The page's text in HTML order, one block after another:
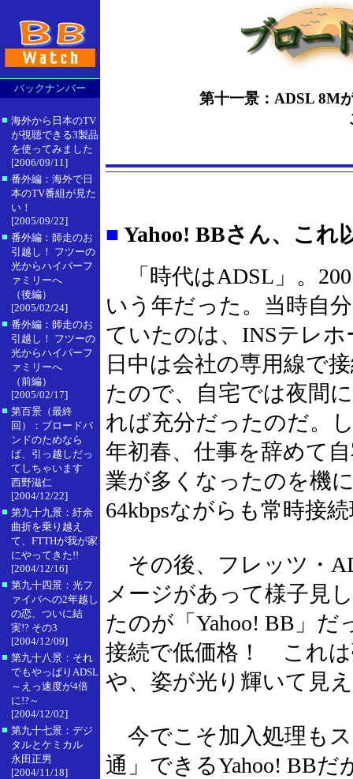
バックナンバー
■ 海外から日本のTV
が視聴できる3製品
を使ってみました
[2006/09/11]
■ 番外編：海外で日
本のTV番組が見た
い！
[2005/09/22]
■ 番外編：師走のお
引越し！ フツーの
光からハイパーフ
ァミリーへ
（後編）
[2005/02/24]
■ 番外編：師走のお
引越し！ フツーの
光からハイパーフ
ァミリーへ
（前編）
[2005/02/17]
■ 第百景（最終
回）：ブロードバ
ンドのためなら
ば、引っ越しだっ
てしちゃいます
西野滋仁
[2004/12/22]
■ 第九十九景：紆余
曲折を乗り越え
て、FTTHが我が家
にやってきた!!
[2004/12/16]
■ 第九十四景：光フ
ァイバへの2年越し
の恋、ついに結
実!? その3
[2004/12/09]
■ 第九十八景：それ
でもやっぱりADSL
～えっ速度が4倍
に!?～
[2004/12/02]
■ 第九十七景：デジ
タルとケミカル
永田正男
[2004/11/18]
第十一景：ADSL 8M
■ Yahoo! BBさん、これ
「時代はADSL」。
いう年だった。当時自
ていたのは、INSテレホ
日中は会社の専用線で
たので、自宅では夜間
れば充分だったのだ。
年初春、仕事を辞めて
業が多くなったのを機
64kbpsながらも常時接
その後、フレッツ・
メージがあって様子見
たのが「Yahoo! BB」
接続で低価格！ これ
や、姿が光り輝いて見
今でこそ加入処理も
通」できるYahoo! BB